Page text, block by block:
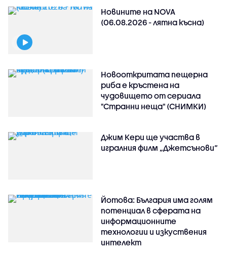
Новините на NOVA
(06.08.2026 - лятна късна)
Новооткритата пещерна
риба е кръстена на
чудовището от сериала
"Странни неща" (СНИМКИ)
Джим Кери ще участва в
игралния филм „Джетсънови“
Йотова: България има голям
потенциал в сферата на
информационните
технологии и изкуствения
интелект